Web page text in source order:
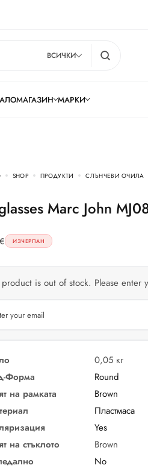
ВСИЧКИ
МАГАЗИН МАРКИ
SHOP ПРОДУКТИ СЛЪНЧЕВИ ОЧИЛА
Marc John
€ ИЗЧЕРПАН
product is out of stock. Please
0,05 кг
Форма
Round
на рамката
Brown
Пластмаса
Yes
на стъклото
Brown
No